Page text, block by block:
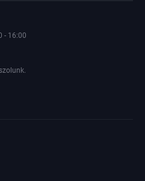
- 16:00